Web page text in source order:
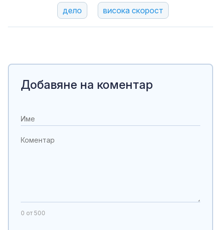
дело висока скорост
Добавяне на коментар
0 от 500